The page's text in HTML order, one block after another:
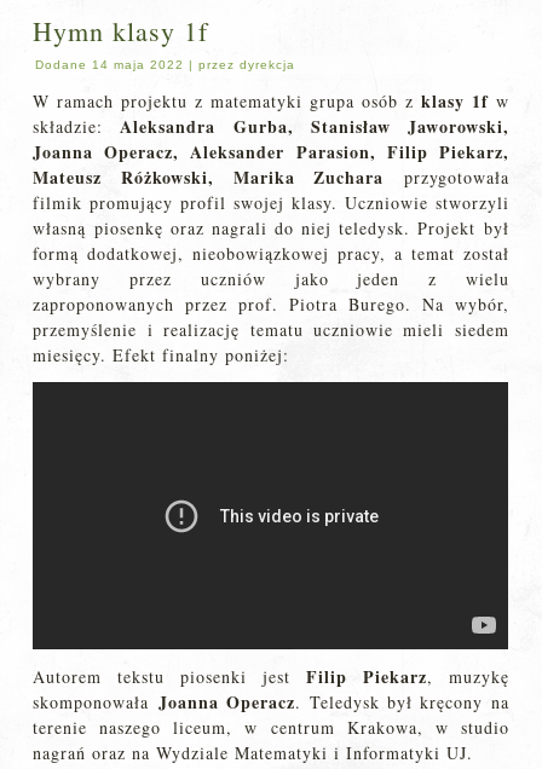
Hymn klasy 1f
Dodane 14 maja 2022 |przez dyrekcja
W ramach projektu z matematyki grupa osób z klasy 1fw
składzie:Aleksandra Gurba, Stanisław Jaworowski,
Joanna Operacz, Aleksander Parasion, Filip Piekarz,
Mateusz Różkowski, Marika Zuchara przygotowała
filmik promujący profil swojej klasy. Uczniowie stworzyli
własną piosenkę oraz nagrali do niej teledysk. Projekt był
formą dodatkowej, nieobowiązkowej pracy, a temat został
wybrany przez uczniów jako jeden z wielu
zaproponowanych przez prof. Piotra Burego. Na wybór,
przemyślenie i realizację tematu uczniowie mieli siedem
miesięcy. Efekt finalny poniżej:
Autorem tekstu piosenki jest Filip Piekarz, muzykę
skomponowała Joanna Operacz. Teledysk był kręcony na
terenie naszego liceum, w centrum Krakowa, w studio
nagrań oraz na Wydziale Matematyki i Informatyki UJ.